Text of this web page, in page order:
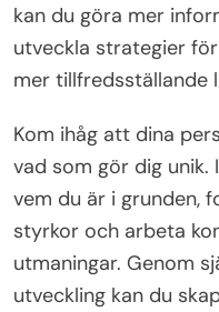
kan du göra mer
utveckla strategier
mer tillfredsställande
Kom ihåg att dina
vad som gör dig
vem du är i grunden,
styrkor och arbeta
utmaningar. Genom
utveckling kan du